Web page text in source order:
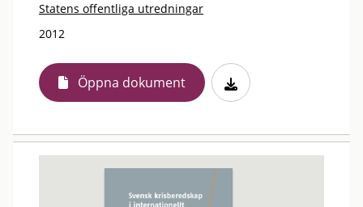
Statens offentliga utredningar
2012
Öppna dokument